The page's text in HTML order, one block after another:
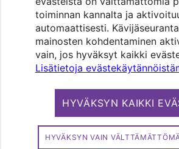
toiminnan kannalta ja
automaattisesti.
mainosten kohdentaminen
vain, jos hyväksyt kaikki
Lisätietoja
HYVÄKSYN KAIKKI
HYVÄKSYN VAIN
Pääkaupunkiseudun evankelis-
luterilaisten seurakuntien media.
Copyright 2026. Kirkko ja kaupunki. All
rights reserved.